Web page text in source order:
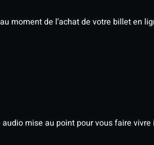
moment de l’achat de votre billet en
mise au point pour vous faire